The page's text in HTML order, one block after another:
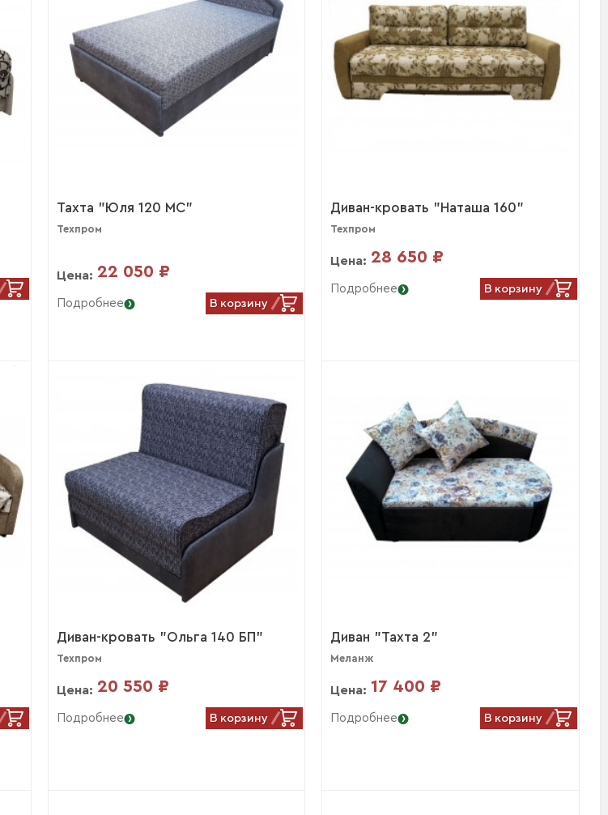
Тахта "Юля 120 МС"
Техпром
Цена: 22 050 ₽
Подробнее В корзину
Диван-кровать "Наташа 160"
Техпром
Цена: 28 650 ₽
Подробнее В корзину
Диван-кровать "Ольга 140 БП"
Техпром
Цена: 20 550 ₽
Подробнее В корзину
Диван "Тахта 2"
Меланж
Цена: 17 400 ₽
Подробнее В корзину